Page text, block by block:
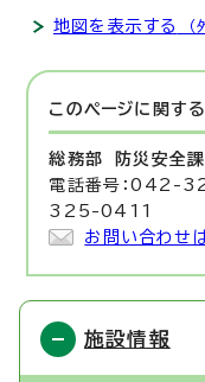
地図を表示する （
このページに関する
総務部 防災安全課
電話番号：042-
325-0411
お問い合わせ
施設情報